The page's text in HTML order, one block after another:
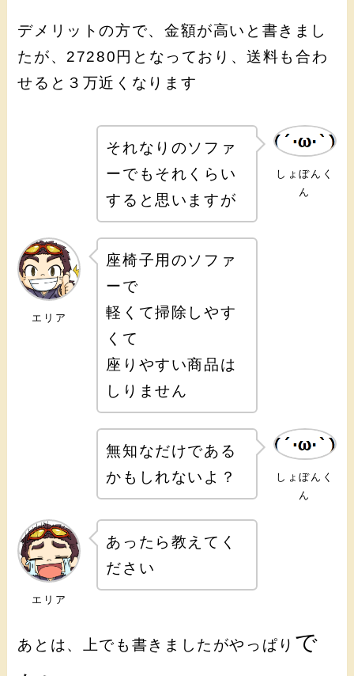
デメリットの方で、金額が高いと書きまし
たが、27280円となっており、送料も合わ
せると３万近くなります
しょぼんく
ん
それなりのソファ
ーでもそれくらい
すると思いますが
エリア
座椅子用のソファ
ーで
軽くて掃除しやす
くて
座りやすい商品は
しりません
しょぼんく
ん
無知なだけである
かもしれないよ？
エリア
あったら教えてく
ださい
あとは、上でも書きましたがやっぱり で